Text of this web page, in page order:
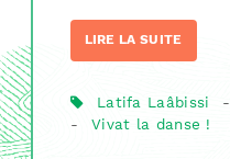
LIRE LA SUITE
Latifa Laâbissi -
-
Vivat la danse !